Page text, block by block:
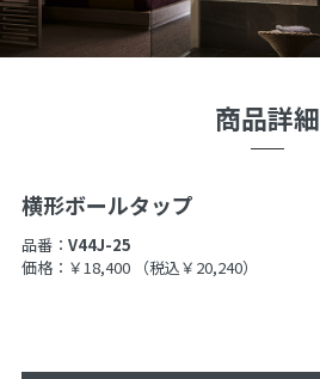
商品詳細
横形ボールタップ
品番： V44J-25
価格：￥18,400
（税込￥20,240）